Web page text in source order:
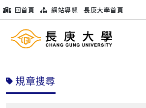
回首頁 網站導覽 長庚大學首頁
規章搜尋